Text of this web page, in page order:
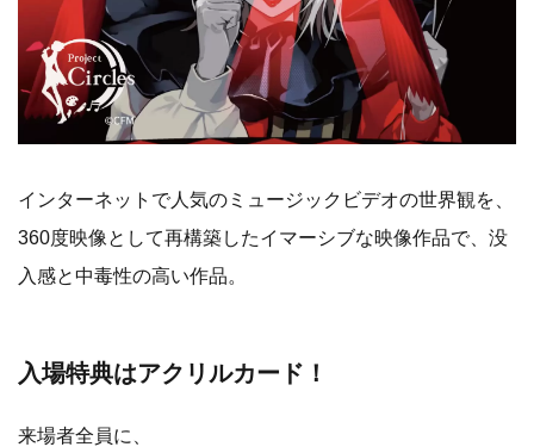
インターネットで人気のミュージックビデオの世界観を、
360度映像として再構築したイマーシブな映像作品で、没
入感と中毒性の高い作品。
入場特典はアクリルカード！
来場者全員に、